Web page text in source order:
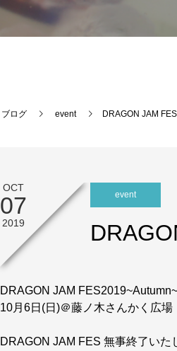
ブログ event DRAGON JAM
OCT
07
2019
event
DRAGON JAM FES2019~Autumn~
10月6日(日)＠藤ノ木さんかく広場
DRAGON JAM FES 無事終了いた